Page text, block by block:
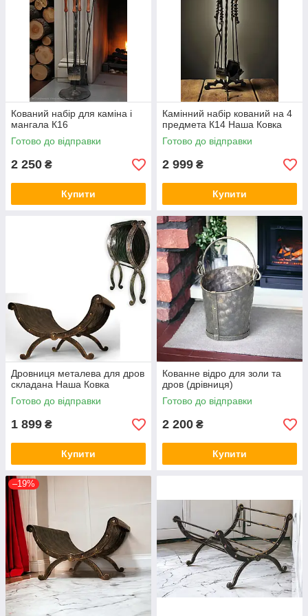
Кований набір для каміна і
мангала К16
Готово до відправки
2 250 ₴
Купити
Камінний набір кований на 4
предмета К14 Наша Ковка
Готово до відправки
2 999 ₴
Купити
Дровниця металева для дров
складана Наша Ковка
Готово до відправки
1 899 ₴
Купити
Кованне відро для золи та
дров (дрівниця)
Готово до відправки
2 200 ₴
Купити
–19%